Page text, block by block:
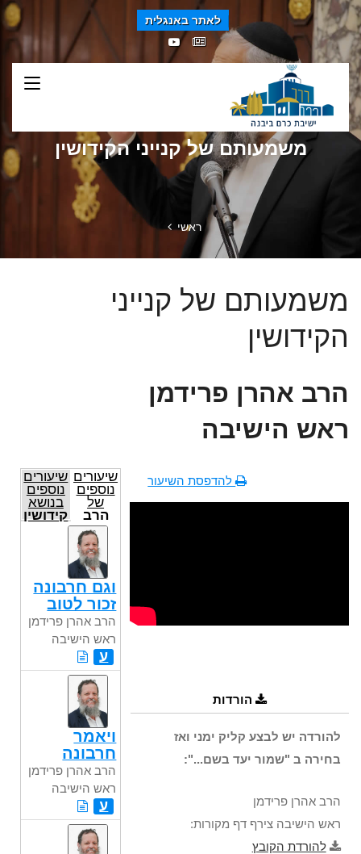
לאתר באנגלית
משמעותם של קנייני הקידושין
ראשי
משמעותם של קנייני
הקידושין
הרב אהרן פרידמן
ראש הישיבה
להדפסת השיעור
הורדות
להורדה יש לבצע קליק ימני ואז
בחירה ב "שמור יעד בשם...":
הרב אהרן פרידמן
ראש הישיבה צירף דף מקורות:
להורדת הקובץ
שיעורים
נוספים
של
הרב
אהרן
פרידמן
ראש
הישיבה
שיעורים
נוספים
בנושא
קידושין
וגם חרבונה
זכור לטוב
הרב אהרן פרידמן
ראש הישיבה
ע
ויאמר
חרבונה
הרב אהרן פרידמן
ראש הישיבה
ע